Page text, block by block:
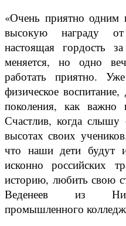
«Очень приятно одним
высокую награду от
настоящая гордость
меняется, но одно
работать приятно.
физическое
поколения, как
Счастлив, когда
высотах своих
что наши дети будут
исконно российских
историю, любить свою
Веденеев из
промышленного